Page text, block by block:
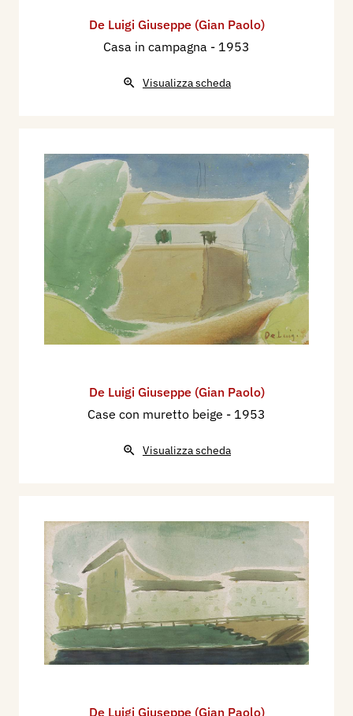
De Luigi Giuseppe (Gian Paolo)
Casa in campagna - 1953
Visualizza scheda
De Luigi Giuseppe (Gian Paolo)
Case con muretto beige - 1953
Visualizza scheda
De Luigi Giuseppe (Gian Paolo)